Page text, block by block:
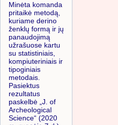
Minėta komanda
pritaikė metodą,
kuriame derino
ženklų formą ir jų
panaudojimą
užrašuose kartu
su statistiniais,
kompiuteriniais ir
tipoginiais
metodais.
Pasiektus
rezultatus
paskelbė „J. of
Archeological
Science“ (2020